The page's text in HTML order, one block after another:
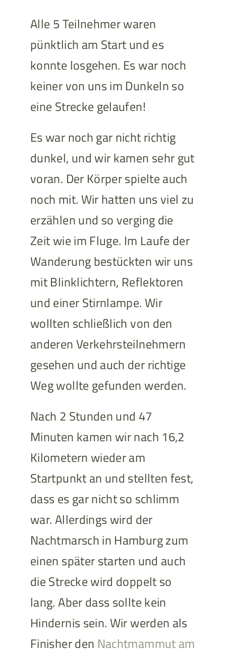
Alle 5 Teilnehmer waren
pünktlich am Start und es
konnte losgehen. Es war noch
keiner von uns im Dunkeln so
eine Strecke gelaufen!
Es war noch gar nicht richtig
dunkel, und wir kamen sehr gut
voran. Der Körper spielte auch
noch mit. Wir hatten uns viel zu
erzählen und so verging die
Zeit wie im Fluge. Im Laufe der
Wanderung bestückten wir uns
mit Blinklichtern, Reflektoren
und einer Stirnlampe. Wir
wollten schließlich von den
anderen Verkehrsteilnehmern
gesehen und auch der richtige
Weg wollte gefunden werden.
Nach 2 Stunden und 47
Minuten kamen wir nach 16,2
Kilometern wieder am
Startpunkt an und stellten fest,
dass es gar nicht so schlimm
war. Allerdings wird der
Nachtmarsch in Hamburg zum
einen später starten und auch
die Strecke wird doppelt so
lang. Aber dass sollte kein
Hindernis sein. Wir werden als
Finisher den Nachtmammut am